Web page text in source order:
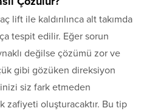
lift ile kaldırılınca alt takımda
tespit edilir. Eğer sorun
değilse çözümü zor ve
gibi gözüken direksiyon
siz fark etmeden
oluşturacaktır. Bu tip